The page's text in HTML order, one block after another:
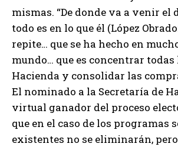
mismas. “De donde va a venir el
todo es en lo que él (López
repite… que se ha hecho en
mundo… que es concentrar todas
Hacienda y consolidar las
El nominado a la Secretaría de
virtual ganador del proceso
que en el caso de los programas
existentes no se eliminarán,